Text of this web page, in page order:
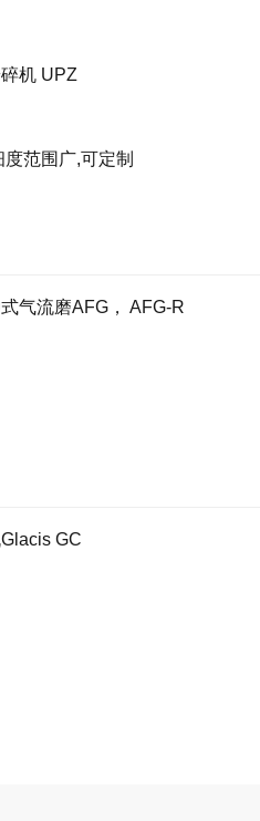
机 UPZ
范围广,可定制
气流磨AFG， AFG-R
GC